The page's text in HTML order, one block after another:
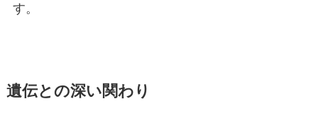
す。
遺伝との深い関わり